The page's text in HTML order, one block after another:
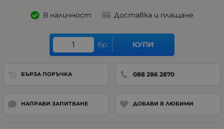
В наличност Доставка и плащане
бр. КУПИ
БЪРЗА ПОРЪЧКА 088 286 2870
НАПРАВИ ЗАПИТВАНЕ ДОБАВИ В ЛЮБИМИ